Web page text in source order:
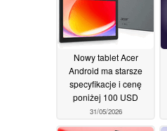
Nowy tablet Acer
Android ma starsze
specyfikacje i cenę
poniżej 100 USD
31/05/2026